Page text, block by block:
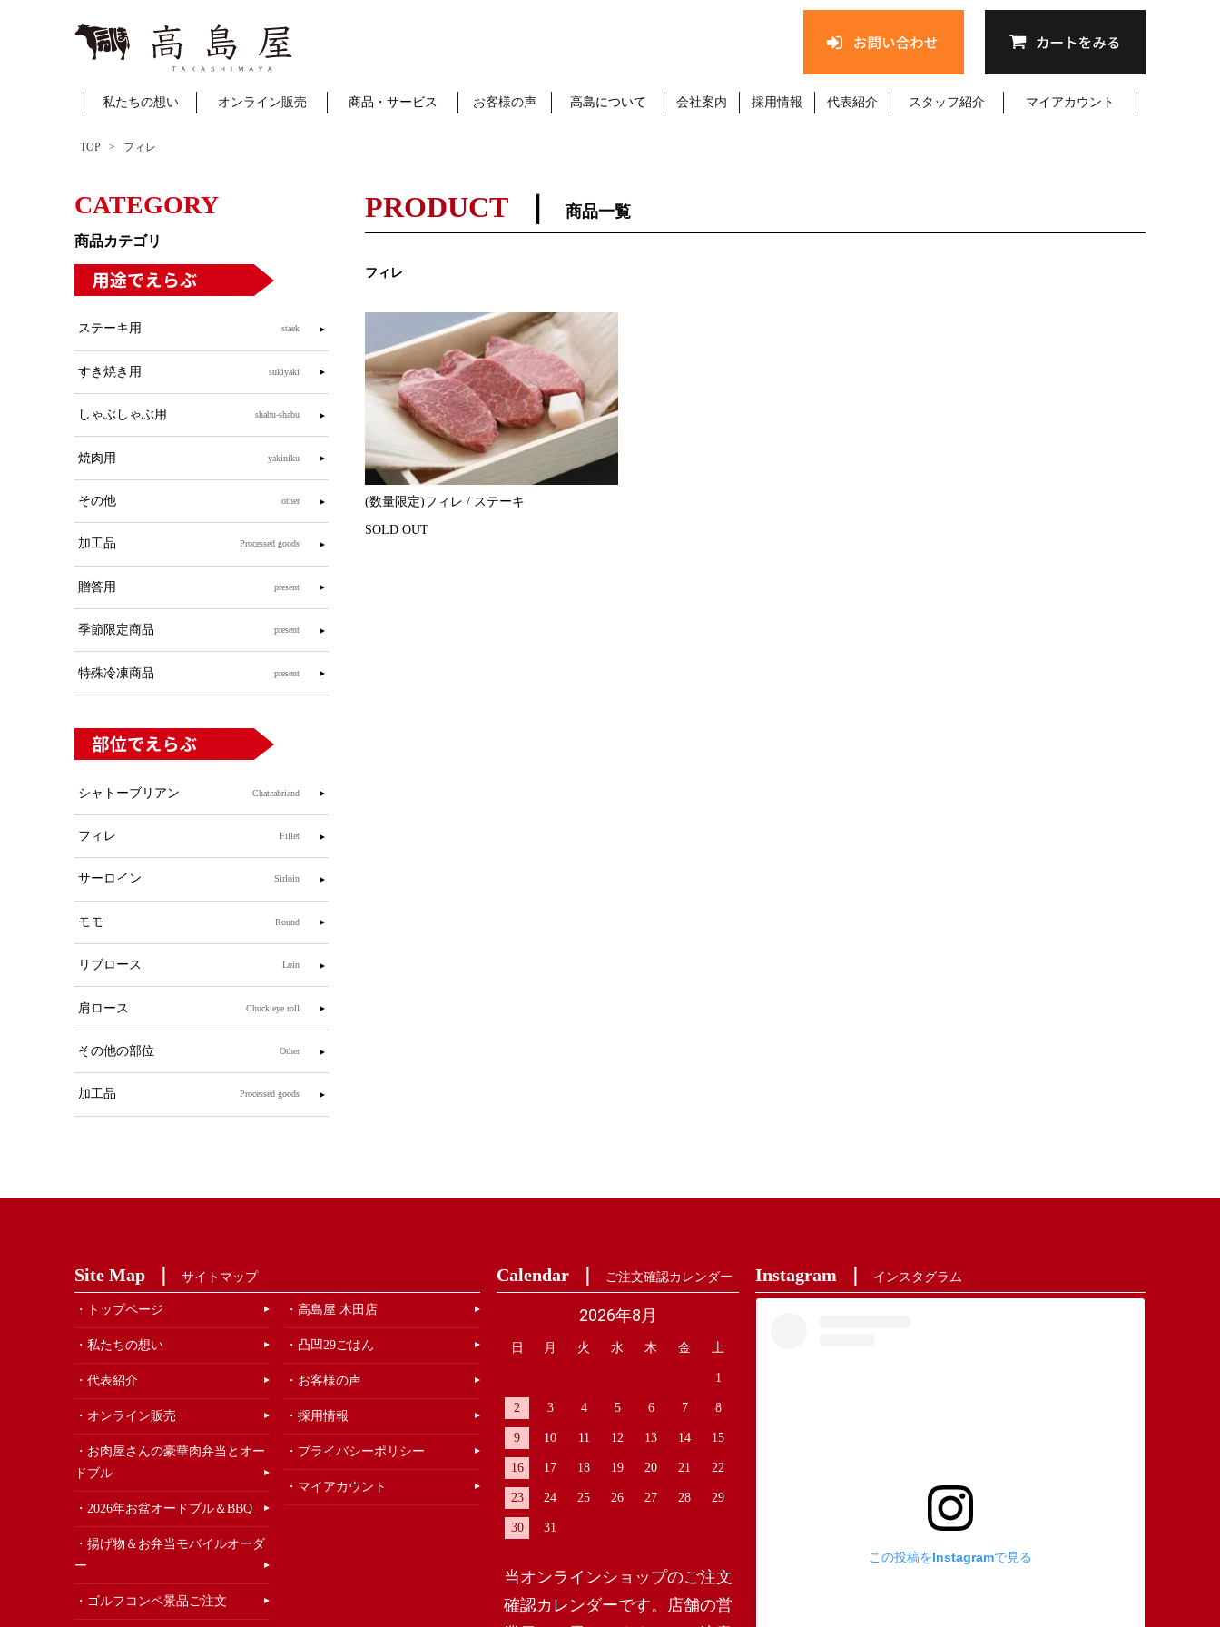
私たちの想い オンライン販売 商品・サービス お客様の声 高島について 会社案内 採用情報 代表紹介 スタッフ紹介 マイアカウント
TOP フィレ
PRODUCT 商品一覧
フィレ
(数量限定)フィレ / ステーキ
SOLD OUT
CATEGORY
商品カテゴリ
staek
ステーキ用
sukiyaki
すき焼き用
shabu-shabu
しゃぶしゃぶ用
yakiniku
焼肉用
other
その他
Processed goods
加工品
present
贈答用
present
季節限定商品
present
特殊冷凍商品
Chateabriand
シャトーブリアン
Fillet
フィレ
Sirloin
サーロイン
Round
モモ
Loin
リブロース
Chuck eye roll
肩ロース
Other
その他の部位
Processed goods
加工品
Site Map サイトマップ
トップページ
私たちの想い
代表紹介
オンライン販売
お肉屋さんの豪華肉弁当とオー
ドブル
2026年お盆オードブル＆BBQ
揚げ物＆お弁当モバイルオーダ
ー
ゴルフコンペ景品ご注文
高島屋 木田店
凸凹29ごはん
お客様の声
採用情報
プライバシーポリシー
マイアカウント
Calendar ご注文確認カレンダー
2026年8月
日 月 火 水 木 金 土
1
2 3 4 5 6 7 8
9 10 11 12 13 14 15
16 17 18 19 20 21 22
23 24 25 26 27 28 29
30 31
当オンラインショップのご注文
確認カレンダーです。店舗の営
Instagram インスタグラム
この投稿をInstagramで見る